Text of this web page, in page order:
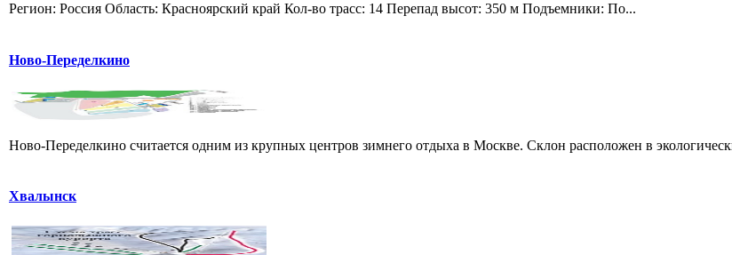
Регион: Россия Область: Красноярский край Кол-во трасс: 14 Перепад высот: 350 м Подъемники: По...
Ново-Переделкино
Ново-Переделкино считается одним из крупных центров зимнего отдыха в Москве. Склон расположен в
Хвалынск